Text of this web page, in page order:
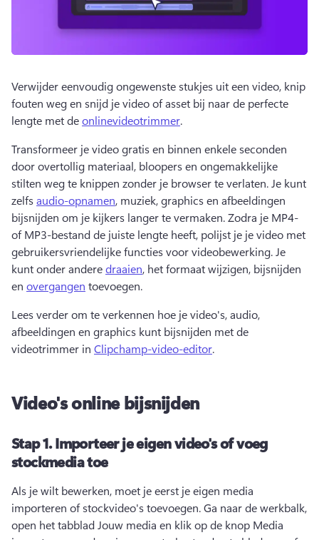
Verwijder eenvoudig ongewenste stukjes uit een video, knip
fouten weg en snijd je video of asset bij naar de perfecte
lengte met de onlinevideotrimmer.
Transformeer je video gratis en binnen enkele seconden
door overtollig materiaal, bloopers en ongemakkelijke
stilten weg te knippen zonder je browser te verlaten. Je kunt
zelfs audio-opnamen, muziek, graphics en afbeeldingen
bijsnijden om je kijkers langer te vermaken. Zodra je MP4-
of MP3-bestand de juiste lengte heeft, polijst je je video met
gebruikersvriendelijke functies voor videobewerking. Je
kunt onder andere draaien, het formaat wijzigen, bijsnijden
en overgangen toevoegen.
Lees verder om te verkennen hoe je video's, audio,
afbeeldingen en graphics kunt bijsnijden met de
videotrimmer in Clipchamp-video-editor.
Video's online bijsnijden
Stap 1.Importeer je eigen video's of voeg
stockmedia toe
Als je wilt bewerken, moet je eerst je eigen media
importeren of stockvideo's toevoegen. Ga naar de werkbalk,
open het tabblad Jouw media en klik op de knop Media